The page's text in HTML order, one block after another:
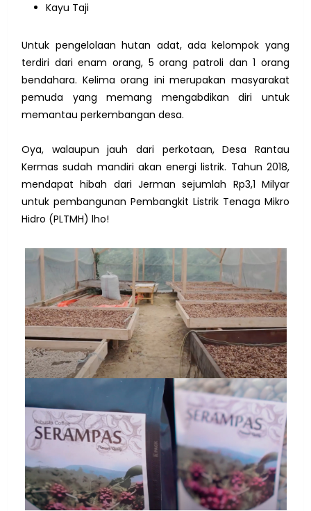
Kayu Taji
Untuk pengelolaan hutan adat, ada kelompok yang
terdiri dari enam orang, 5 orang patroli dan 1 orang
bendahara. Kelima orang ini merupakan masyarakat
pemuda yang memang mengabdikan diri untuk
memantau perkembangan desa.
Oya, walaupun jauh dari perkotaan, Desa Rantau
Kermas sudah mandiri akan energi listrik. Tahun 2018,
mendapat hibah dari Jerman sejumlah Rp3,1 Milyar
untuk pembangunan Pembangkit Listrik Tenaga Mikro
Hidro (PLTMH) lho!